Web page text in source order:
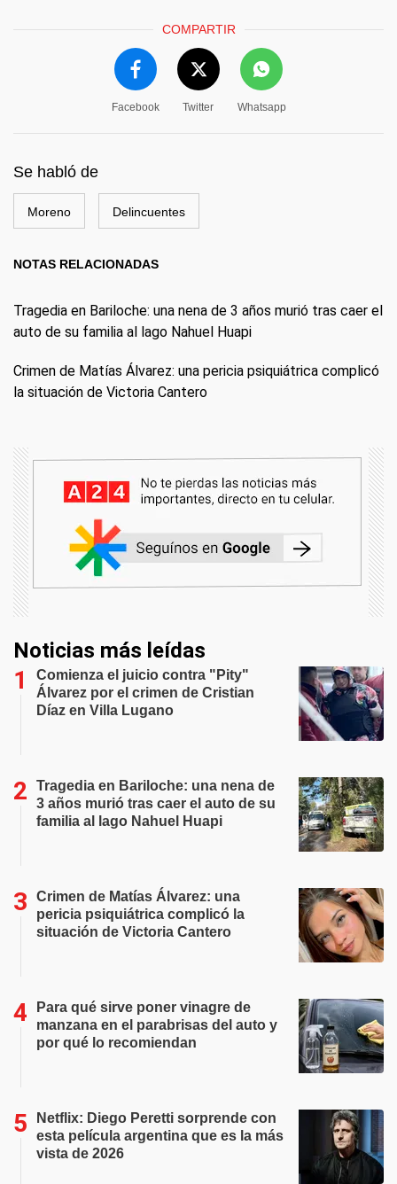
COMPARTIR
Facebook Twitter Whatsapp
Se habló de
Moreno Delincuentes
NOTAS RELACIONADAS
Tragedia en Bariloche: una nena de 3 años murió tras caer el
auto de su familia al lago Nahuel Huapi
Crimen de Matías Álvarez: una pericia psiquiátrica complicó
la situación de Victoria Cantero
Noticias más leídas
Comienza el juicio contra "Pity"
Álvarez por el crimen de Cristian
Díaz en Villa Lugano
Tragedia en Bariloche: una nena de
3 años murió tras caer el auto de su
familia al lago Nahuel Huapi
Crimen de Matías Álvarez: una
pericia psiquiátrica complicó la
situación de Victoria Cantero
Para qué sirve poner vinagre de
manzana en el parabrisas del auto y
por qué lo recomiendan
Netflix: Diego Peretti sorprende con
esta película argentina que es la más
vista de 2026